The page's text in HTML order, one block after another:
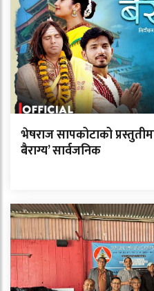
भेषराज सापकोटाको
बैराग्य’ सार्वजनिक